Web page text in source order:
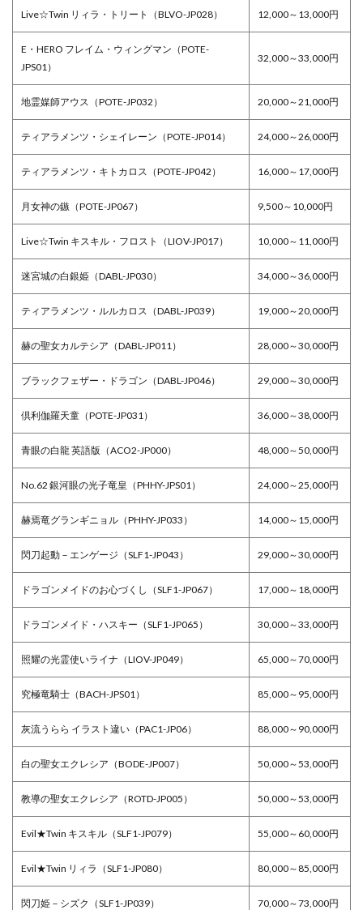
Live☆Twin リィラ・トリート（BLVO-JP028） 12,000～13,000円
E・HERO フレイム・ウィングマン（POTE-
JPS01）
32,000～33,000円
地霊媒師アウス（POTE-JP032） 20,000～21,000円
ティアラメンツ・シェイレーン（POTE-JP014） 24,000～26,000円
ティアラメンツ・キトカロス（POTE-JP042） 16,000～17,000円
月女神の鏃（POTE-JP067） 9,500～10,000円
Live☆Twin キスキル・フロスト（LIOV-JP017） 10,000～11,000円
迷宮城の白銀姫（DABL-JP030） 34,000～36,000円
ティアラメンツ・ルルカロス（DABL-JP039） 19,000～20,000円
赫の聖女カルテシア（DABL-JP011） 28,000～30,000円
ブラックフェザー・ドラゴン（DABL-JP046） 29,000～30,000円
倶利伽羅天童（POTE-JP031） 36,000～38,000円
青眼の白龍 英語版（ACO2-JP000） 48,000～50,000円
No.62 銀河眼の光子竜皇（PHHY-JPS01） 24,000～25,000円
赫焉竜グランギニョル（PHHY-JP033） 14,000～15,000円
閃刀起動－エンゲージ（SLF1-JP043） 29,000～30,000円
ドラゴンメイドのお心づくし（SLF1-JP067） 17,000～18,000円
ドラゴンメイド・ハスキー（SLF1-JP065） 30,000～33,000円
照耀の光霊使いライナ（LIOV-JP049） 65,000～70,000円
究極竜騎士（BACH-JPS01） 85,000～95,000円
灰流うらら イラスト違い（PAC1-JP06） 88,000～90,000円
白の聖女エクレシア（BODE-JP007） 50,000～53,000円
教導の聖女エクレシア（ROTD-JP005） 50,000～53,000円
Evil★Twin キスキル（SLF1-JP079） 55,000～60,000円
Evil★Twin リィラ（SLF1-JP080） 80,000～85,000円
閃刀姫－シズク（SLF1-JP039） 70,000～73,000円